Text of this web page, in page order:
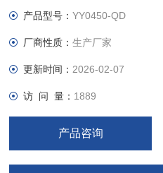
产品型号：YY0450-QD
厂商性质：生产厂家
更新时间： 2026-02-07
访 问 量： 1889
产品咨询